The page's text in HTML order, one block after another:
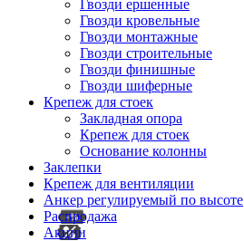
Гвозди ершенные
Гвозди кровельные
Гвозди монтажные
Гвозди строительные
Гвозди финишные
Гвозди шиферные
Крепеж для стоек
Закладная опора
Крепеж для стоек
Основание колонны
Заклепки
Крепеж для вентиляции
Анкер регулируемый по высоте
Распродажа
Акции